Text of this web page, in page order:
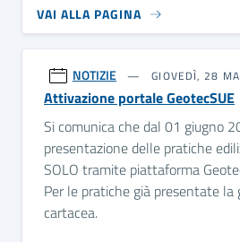
VAI ALLA PAGINA
NOTIZIE GIOVEDÌ, 28
Attivazione portale GeotecSUE
Si comunica che dal 01 giugno
presentazione delle pratiche
SOLO tramite piattaforma
Per le pratiche già presentate la
cartacea.